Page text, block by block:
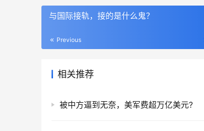
与国际接轨，接的是什么鬼？
Previous
相关推荐
被中方逼到无奈，美军费超万亿美元?